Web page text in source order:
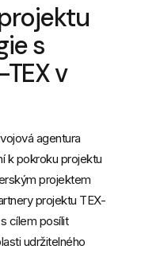
s
v
agentura
k pokroku projektu
projektem
projektu TEX-
cílem posílit
udržitelného